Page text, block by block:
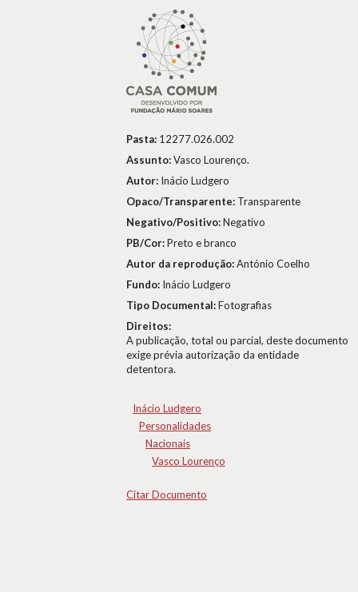
Pasta: 12277.026.002
Assunto:Vasco Lourenço.
Autor: Inácio Ludgero
Opaco/Transparente: Transparente
Negativo/Positivo:Negativo
PB/Cor:Preto e branco
Autor da reprodução:António Coelho
Fundo: Inácio Ludgero
Tipo Documental:Fotografias
Direitos:
A publicação, total ou parcial, deste documento
exige prévia autorização da entidade
detentora.
Inácio Ludgero
Personalidades
Nacionais
Vasco Lourenço
Citar Documento